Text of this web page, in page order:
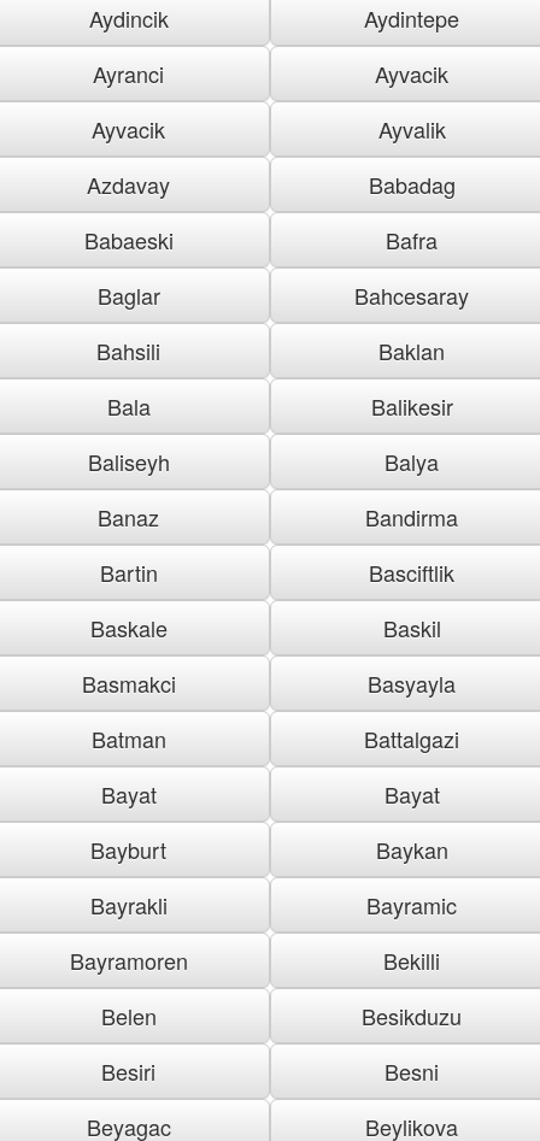
Aydincik
Aydintepe
Ayranci
Ayvacik
Ayvacik
Ayvalik
Azdavay
Babadag
Babaeski
Bafra
Baglar
Bahcesaray
Bahsili
Baklan
Bala
Balikesir
Baliseyh
Balya
Banaz
Bandirma
Bartin
Basciftlik
Baskale
Baskil
Basmakci
Basyayla
Batman
Battalgazi
Bayat
Bayat
Bayburt
Baykan
Bayrakli
Bayramic
Bayramoren
Bekilli
Belen
Besikduzu
Besiri
Besni
Beyagac
Beylikova